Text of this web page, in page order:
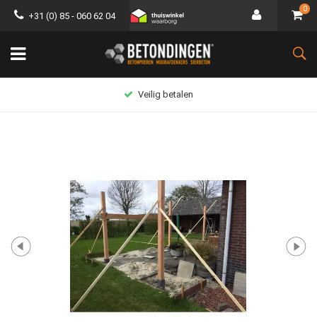
+31 (0) 85 - 060 62 04
0
Veilig betalen